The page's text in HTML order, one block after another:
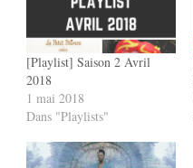
[Playlist] Saison 2 Avril
2018
1 mai 2018
Dans "Playlists"